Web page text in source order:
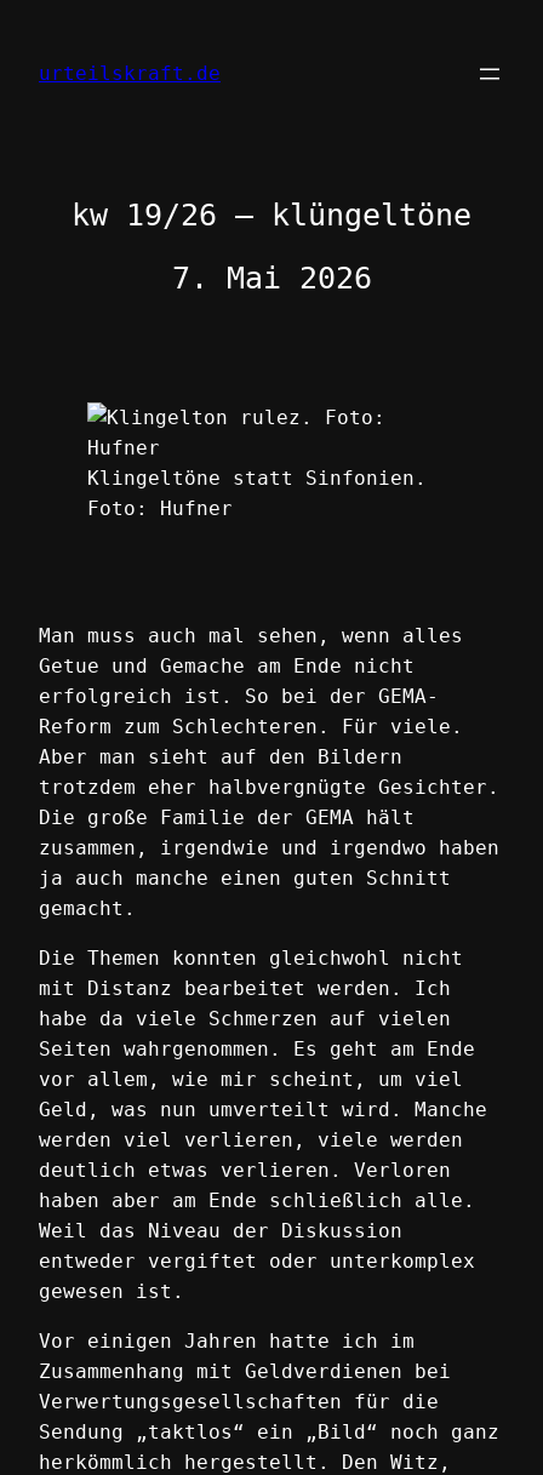
springen
urteilskraft.de
kw 19/26 – klüngeltöne
7. Mai 2026
Klingeltöne statt Sinfonien.
Foto: Hufner
Man muss auch mal sehen, wenn alles
Getue und Gemache am Ende nicht
erfolgreich ist. So bei der GEMA-
Reform zum Schlechteren. Für viele.
Aber man sieht auf den Bildern
trotzdem eher halbvergnügte Gesichter.
Die große Familie der GEMA hält
zusammen, irgendwie und irgendwo haben
ja auch manche einen guten Schnitt
gemacht.
Die Themen konnten gleichwohl nicht
mit Distanz bearbeitet werden. Ich
habe da viele Schmerzen auf vielen
Seiten wahrgenommen. Es geht am Ende
vor allem, wie mir scheint, um viel
Geld, was nun umverteilt wird. Manche
werden viel verlieren, viele werden
deutlich etwas verlieren. Verloren
haben aber am Ende schließlich alle.
Weil das Niveau der Diskussion
entweder vergiftet oder unterkomplex
gewesen ist.
Vor einigen Jahren hatte ich im
Zusammenhang mit Geldverdienen bei
Verwertungsgesellschaften für die
Sendung „taktlos“ ein „Bild“ noch ganz
herkömmlich hergestellt. Den Witz,